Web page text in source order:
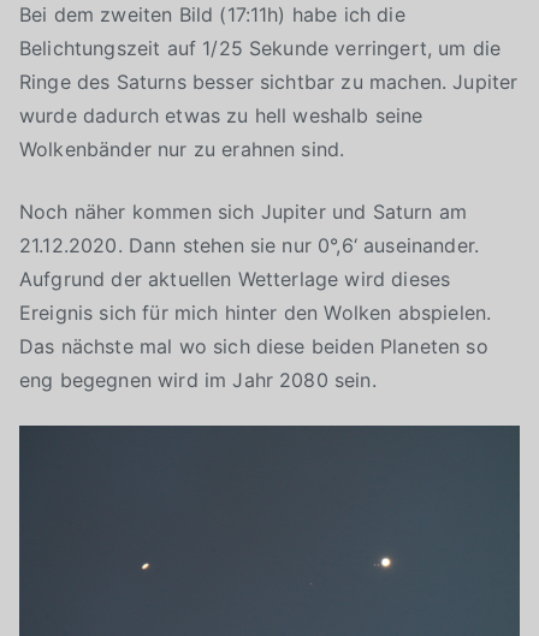
Bei dem zweiten Bild (17:11h) habe ich die
Belichtungszeit auf 1/25 Sekunde verringert, um die
Ringe des Saturns besser sichtbar zu machen. Jupiter
wurde dadurch etwas zu hell weshalb seine
Wolkenbänder nur zu erahnen sind.
Noch näher kommen sich Jupiter und Saturn am
21.12.2020. Dann stehen sie nur 0°,6‘ auseinander.
Aufgrund der aktuellen Wetterlage wird dieses
Ereignis sich für mich hinter den Wolken abspielen.
Das nächste mal wo sich diese beiden Planeten so
eng begegnen wird im Jahr 2080 sein.